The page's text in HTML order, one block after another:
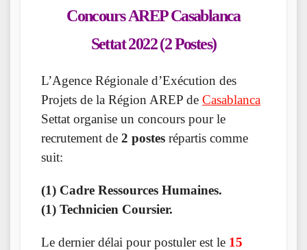
Concours AREP Casablanca
Settat 2022 (2 Postes)
L’Agence Régionale d’Exécution des
Projets de la Région AREP de Casablanca
Settat organise un concours pour le
recrutement de 2 postes répartis comme
suit:
(1) Cadre Ressources Humaines.
(1) Technicien Coursier.
Le dernier délai pour postuler est le 15